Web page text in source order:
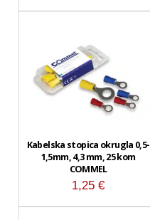
Kabelska stopica okrugla 0,5-
1,5mm, 4,3 mm, 25 kom
COMMEL
1,25€